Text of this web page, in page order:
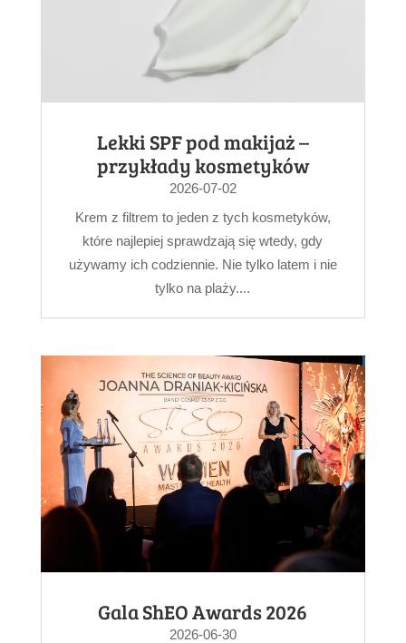
Lekki SPF pod makijaż –
przykłady kosmetyków
2026-07-02
Krem z filtrem to jeden z tych kosmetyków,
które najlepiej sprawdzają się wtedy, gdy
używamy ich codziennie. Nie tylko latem i nie
tylko na plaży....
Gala ShEO Awards 2026
2026-06-30